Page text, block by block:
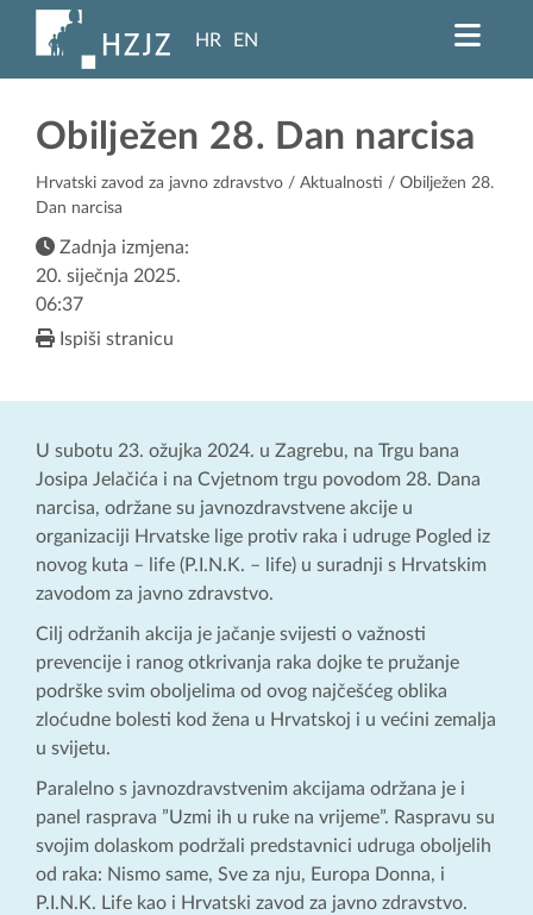
HR EN
Obilježen 28. Dan narcisa
Hrvatski zavod za javno zdravstvo / Aktualnosti / Obilježen 28.
Dan narcisa
Zadnja izmjena:
20. siječnja 2025.
06:37
Ispiši stranicu
U subotu 23. ožujka 2024. u Zagrebu, na Trgu bana
Josipa Jelačića i na Cvjetnom trgu povodom 28. Dana
narcisa, održane su javnozdravstvene akcije u
organizaciji Hrvatske lige protiv raka i udruge Pogled iz
novog kuta – life (P.I.N.K. – life) u suradnji s Hrvatskim
zavodom za javno zdravstvo.
Cilj održanih akcija je jačanje svijesti o važnosti
prevencije i ranog otkrivanja raka dojke te pružanje
podrške svim oboljelima od ovog najčešćeg oblika
zloćudne bolesti kod žena u Hrvatskoj i u većini zemalja
u svijetu.
Paralelno s javnozdravstvenim akcijama održana je i
panel rasprava ”Uzmi ih u ruke na vrijeme”. Raspravu su
svojim dolaskom podržali predstavnici udruga oboljelih
od raka: Nismo same, Sve za nju, Europa Donna, i
P.I.N.K. Life kao i Hrvatski zavod za javno zdravstvo.